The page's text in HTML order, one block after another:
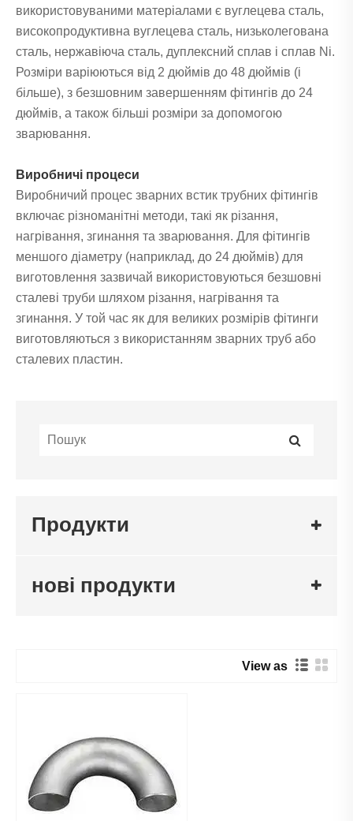
використовуваними матеріалами є вуглецева сталь,
високопродуктивна вуглецева сталь, низьколегована
сталь, нержавіюча сталь, дуплексний сплав і сплав Ni.
Розміри варіюються від 2 дюймів до 48 дюймів (і
більше), з безшовним завершенням фітингів до 24
дюймів, а також більші розміри за допомогою
зварювання.
Виробничі процеси
Виробничий процес зварних встик трубних фітингів
включає різноманітні методи, такі як різання,
нагрівання, згинання та зварювання. Для фітингів
меншого діаметру (наприклад, до 24 дюймів) для
виготовлення зазвичай використовуються безшовні
сталеві труби шляхом різання, нагрівання та
згинання. У той час як для великих розмірів фітинги
виготовляються з використанням зварних труб або
сталевих пластин.
Продукти
нові продукти
View as